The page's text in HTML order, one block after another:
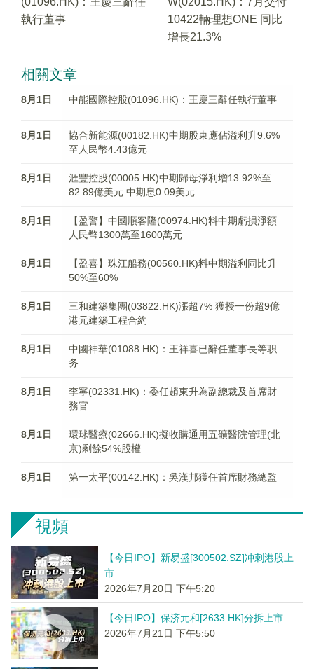
執行董事
10422輛理想ONE 同比
增長21.3%
相關文章
8月1日 中能國際控股(01096.HK)：王慶三辭任執行董事
8月1日
協合新能源(00182.HK)中期股東應佔溢利升9.6%
至人民幣4.43億元
8月1日
滙豐控股(00005.HK)中期歸母淨利增13.92%至
82.89億美元 中期息0.09美元
8月1日
【盈警】中國順客隆(00974.HK)料中期虧損淨額
人民幣1300萬至1600萬元
8月1日
【盈喜】珠江船務(00560.HK)料中期溢利同比升
50%至60%
8月1日
三和建築集團(03822.HK)漲超7% 獲授一份超9億
港元建築工程合約
8月1日
中國神華(01088.HK)：王祥喜已辭任董事長等职
务
8月1日
李寧(02331.HK)：委任趙東升為副總裁及首席財
務官
8月1日
環球醫療(02666.HK)擬收購通用五礦醫院管理(北
京)剩餘54%股權
8月1日 第一太平(00142.HK)：吳漢邦獲任首席財務總監
視頻
【今日IPO】新易盛[300502.SZ]冲刺港股上
市
2026年7月20日 下午5:20
【今日IPO】保济元和[2633.HK]分拆上市
2026年7月21日 下午5:50